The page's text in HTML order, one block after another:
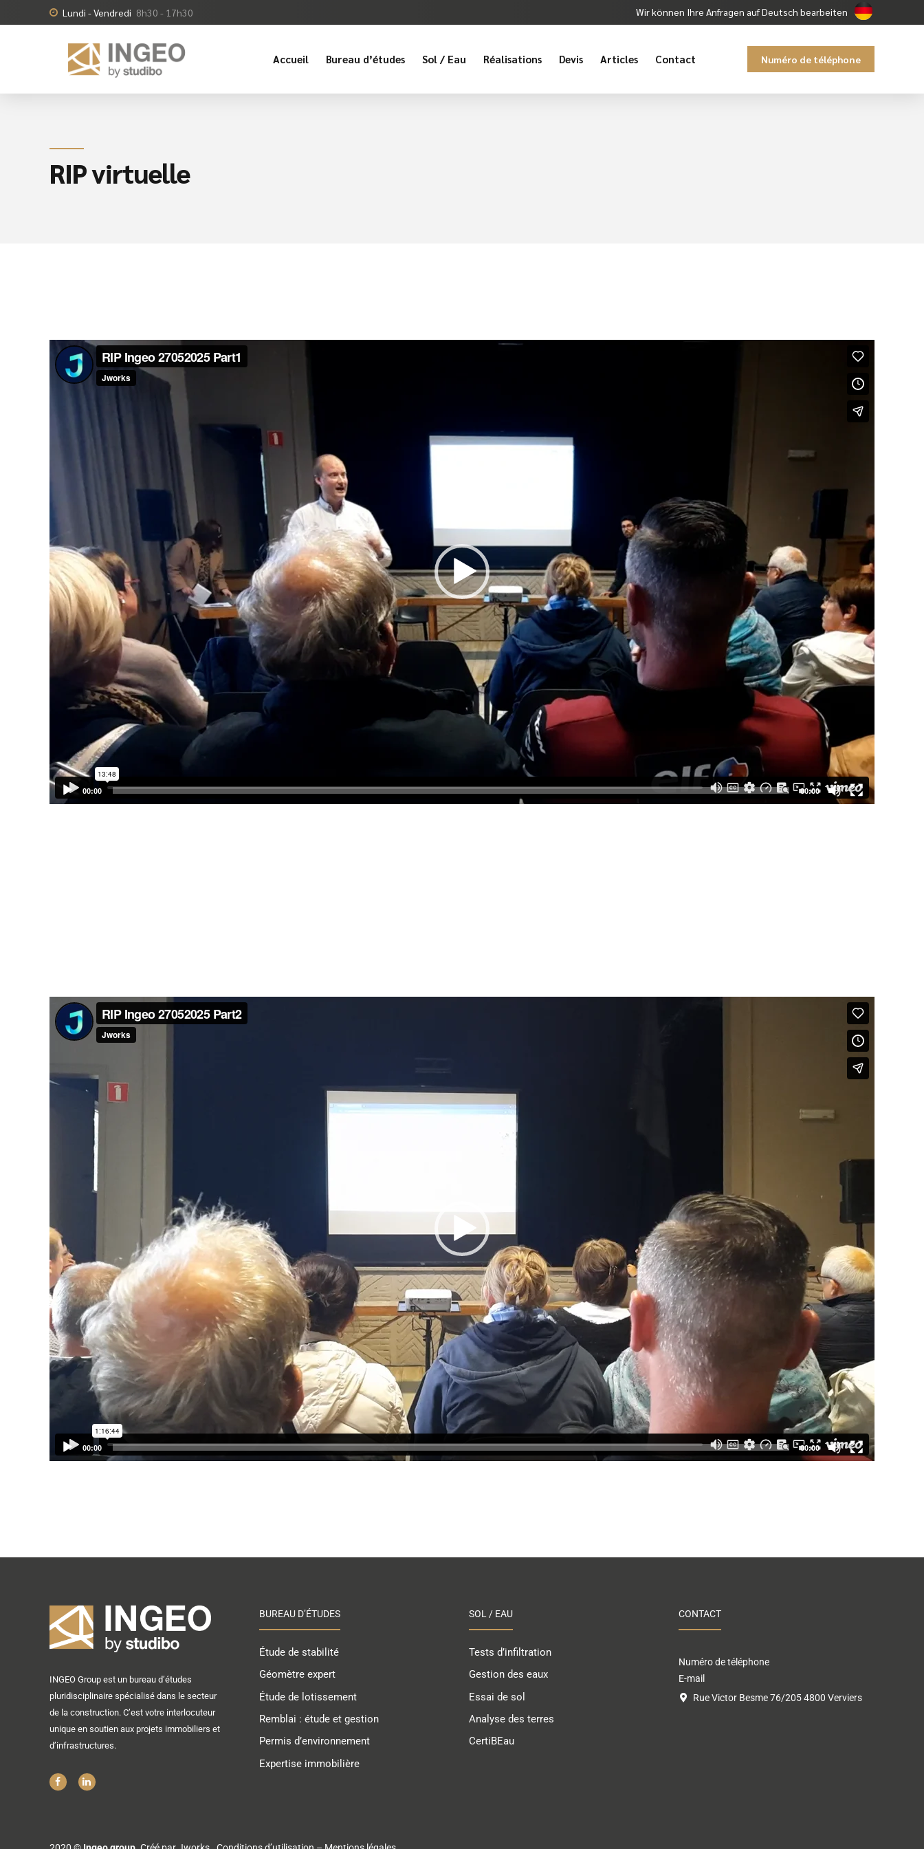
Lundi - Vendredi 8h30 - 17h30 Wir können Ihre Anfragen auf Deutsch bearbeiten
Numéro de téléphone
Accueil Bureau d’études Sol / Eau Réalisations Devis Articles Contact
RIP virtuelle
Lecteur
vidéo
00:00 00:00
Lecteur
vidéo
00:00 00:00
INGEO Group est un bureau d’études
pluridisciplinaire spécialisé dans le secteur
de la construction. C’est votre interlocuteur
unique en soutien aux projets immobiliers et
d’infrastructures.
BUREAU D’ÉTUDES
Étude de stabilité
Géomètre expert
Étude de lotissement
Remblai : étude et gestion
Permis d’environnement
Expertise immobilière
SOL / EAU
Tests d’infiltration
Gestion des eaux
Essai de sol
Analyse des terres
CertiBEau
CONTACT
Numéro de téléphone
E-mail
Rue Victor Besme 76/205 4800 Verviers